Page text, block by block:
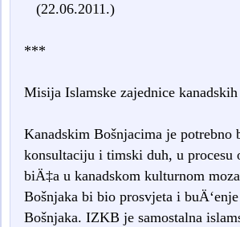
(22.06.2011.)
***
Misija Islamske zajednice
Kanadskim Bošnjacima je potrebno
konsultaciju i timski duh, u procesu
biÄ‡a u kanadskom kulturnom
Bošnjaka bi bio prosvjeta i
Bošnjaka. IZKB je samostalna